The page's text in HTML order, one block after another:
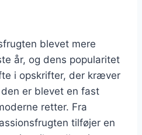
blevet mere
år, og dens popularitet
i opskrifter, der kræver
er blevet en fast
retter. Fra
tilføjer en